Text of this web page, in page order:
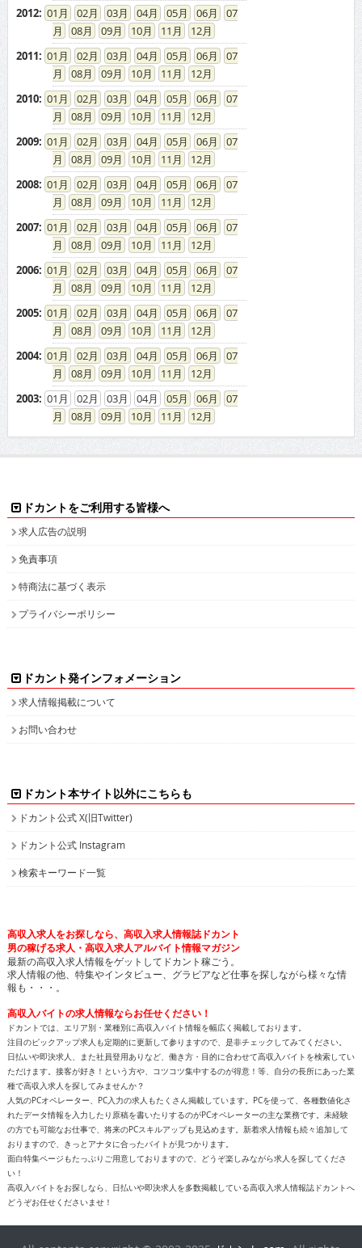
2012: 01 02 03 04 05 06
07
08
09 10 11
12
2011: 01 02 03 04 05 06
07
08
09 10 11
12
2010: 01 02 03 04 05 06
07
08
09 10 11
12
2009: 01 02 03 04 05 06
07
08
09 10 11
12
2008: 01 02 03 04 05 06
07
08
09 10 11
12
2007: 01 02 03 04 05 06
07
08
09 10 11
12
2006: 01 02 03 04 05 06
07
08
09 10 11
12
2005: 01 02 03 04 05 06
07
08
09 10 11
12
2004: 01 02 03 04 05 06
07
08
09 10 11
12
2003: 01 02 03 04 05 06
07
08
09 10 11 12
ドカントをご利用する皆様へ
求人広告の説明
免責事項
特商法に基づく表示
プライバシーポリシー
ドカント発インフォメーション
求人情報掲載について
お問い合わせ
ドカント本サイト以外にこちらも
ドカント公式 X(旧Twitter)
ドカント公式 Instagram
検索キーワード一覧
高収入求人をお探しなら、高収入求人情報誌ドカント
男の稼げる求人・高収入求人アルバイト情報マガジン
最新の高収入求人情報をゲットしてドカント稼ごう。
求人情報の他、特集やインタビュー、グラビアなど仕事を探しながら様々な情
報も・・・。
高収入バイトの求人情報ならお任せください！
ドカントでは、エリア別・業種別に高収入バイト情報を幅広く掲載しております。
注目のピックアップ求人も定期的に更新して参りますので、是非チェックしてみてください。
日払いや即決求人、また社員登用ありなど、働き方・目的に合わせて高収入バイトを検索してい
ただけます。接客が好き！という方や、コツコツ集中するのが得意！等、自分の長所にあった業
種で高収入求人を探してみませんか？
人気のPCオペレーター、PC入力の求人もたくさん掲載しています。PCを使って、各種数値化さ
れたデータ情報を入力したり原稿を書いたりするのがPCオペレーターの主な業務です。未経験
の方でも可能なお仕事で、将来のPCスキルアップも見込めます。新着求人情報も続々追加して
おりますので、きっとアナタに合ったバイトが見つかります。
面白特集ページもたっぷりご用意しておりますので、どうぞ楽しみながら求人を探してくださ
い！
高収入バイトをお探しなら、日払いや即決求人を多数掲載している高収入求人情報誌ドカントへ
どうぞお任せくださいませ！